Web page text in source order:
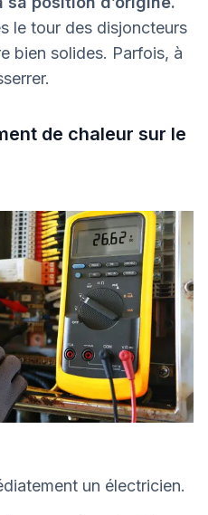
le tour des disjoncteurs
bien solides. Parfois, à
de chaleur sur le
un électricien.